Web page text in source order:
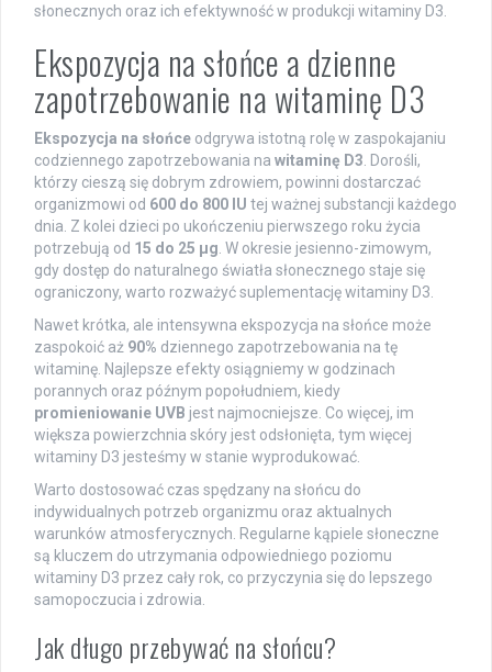
słonecznych oraz ich efektywność w produkcji witaminy D3.
Ekspozycja na słońce a dzienne
zapotrzebowanie na witaminę D3
Ekspozycja na słońce odgrywa istotną rolę w zaspokajaniu
codziennego zapotrzebowania na witaminę D3 . Dorośli,
którzy cieszą się dobrym zdrowiem, powinni dostarczać
organizmowi od 600 do 800 IU tej ważnej substancji każdego
dnia. Z kolei dzieci po ukończeniu pierwszego roku życia
potrzebują od 15 do 25 µg . W okresie jesienno-zimowym,
gdy dostęp do naturalnego światła słonecznego staje się
ograniczony, warto rozważyć suplementację witaminy D3.
Nawet krótka, ale intensywna ekspozycja na słońce może
zaspokoić aż 90% dziennego zapotrzebowania na tę
witaminę. Najlepsze efekty osiągniemy w godzinach
porannych oraz późnym popołudniem, kiedy
promieniowanie UVB jest najmocniejsze. Co więcej, im
większa powierzchnia skóry jest odsłonięta, tym więcej
witaminy D3 jesteśmy w stanie wyprodukować.
Warto dostosować czas spędzany na słońcu do
indywidualnych potrzeb organizmu oraz aktualnych
warunków atmosferycznych. Regularne kąpiele słoneczne
są kluczem do utrzymania odpowiedniego poziomu
witaminy D3 przez cały rok, co przyczynia się do lepszego
samopoczucia i zdrowia.
Jak długo przebywać na słońcu?